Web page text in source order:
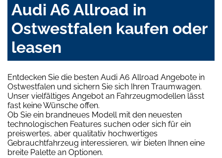
Audi A6 Allroad in
Ostwestfalen kaufen oder
leasen
Entdecken Sie die besten Audi A6 Allroad Angebote in
Ostwestfalen und sichern Sie sich Ihren Traumwagen.
Unser vielfältiges Angebot an Fahrzeugmodellen lässt
fast keine Wünsche offen.
Ob Sie ein brandneues Modell mit den neuesten
technologischen Features suchen oder sich für ein
preiswertes, aber qualitativ hochwertiges
Gebrauchtfahrzeug interessieren, wir bieten Ihnen eine
breite Palette an Optionen.